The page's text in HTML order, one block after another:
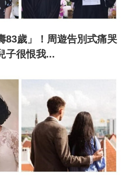
83歲」！周遊告別式痛哭
子很恨我...